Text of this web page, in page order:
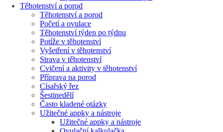
Těhotenství a porod
Těhotenství a porod
Početí a ovulace
Těhotenství týden po týdnu
Potíže v těhotenství
Vyšetření v těhotenství
Strava v těhotenství
Cvičení a aktivity v těhotenství
Příprava na porod
Císařský řez
Šestinedělí
Často kladené otázky
Užitečné appky a nástroje
Užitečné appky a nástroje